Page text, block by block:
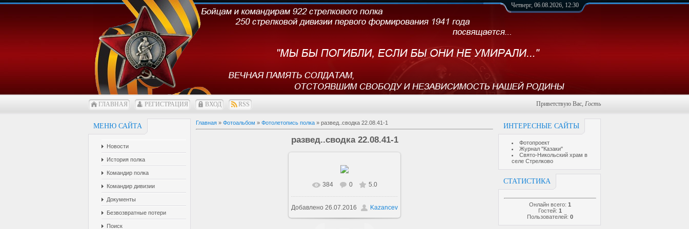
Четверг, 06.08.2026, 12:30
ГЛАВНАЯ РЕГИСТРАЦИЯ ВХОД RSS Приветствую Вас, Гость
МЕНЮ САЙТА
Новости
История полка
Командир полка
Командир дивизии
Документы
Безвозвратные потери
Поиск
ИНТЕРЕСНЫЕ САЙТЫ
Фотопроект
Журнал "Казаки"
Свято-Никольский храм в
селе Стрелково
СТАТИСТИКА
Онлайн всего: 1
Гостей: 1
Пользователей: 0
Главная » Фотоальбом » Фотолетопись полка » развед..сводка 22.08.41-1
развед..сводка 22.08.41-1
В реальном размере 492x689
/ 95.6Kb
384 0 5.0
Добавлено 26.07.2016 Kazancev